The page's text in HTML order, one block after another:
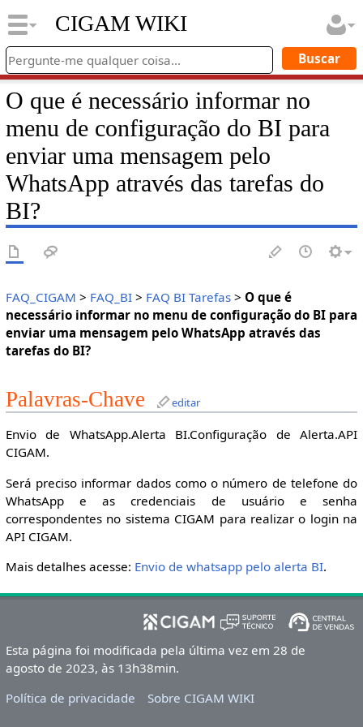
CIGAM WIKI
O que é necessário informar no
menu de configuração do BI para
enviar uma mensagem pelo
WhatsApp através das tarefas do
BI?
FAQ_CIGAM > FAQ_BI> FAQ BI Tarefas> O que é
necessário informar no menu de configuração do BI para
enviar uma mensagem pelo WhatsApp através das
tarefas do BI?
Palavras-Chave editar
Envio de WhatsApp.Alerta BI.Configuração de Alerta.API
CIGAM.
Será preciso informar dados como o número de telefone do
WhatsApp e as credenciais de usuário e senha
correspondentes no sistema CIGAM para realizar o login na
API CIGAM.
Mais detalhes acesse: Envio de whatsapp pelo alerta BI.
Esta página foi modificada pela última vez em 28 de
agosto de 2023, às 13h38min.
Política de privacidade
Sobre CIGAM WIKI